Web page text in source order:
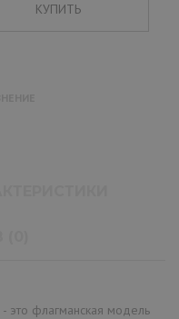
это флагманская модель